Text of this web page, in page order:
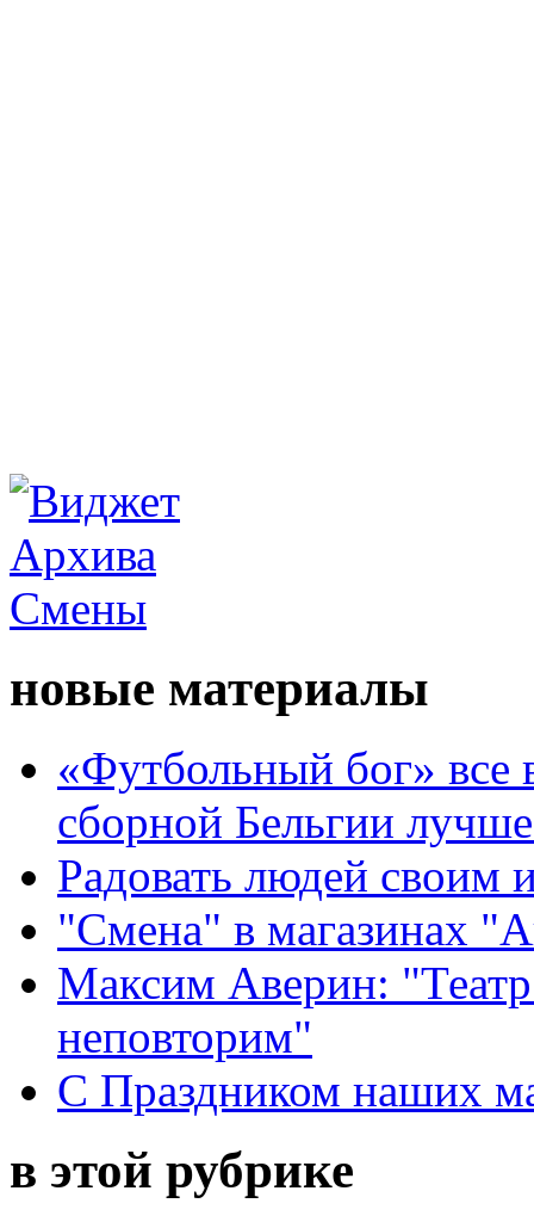
новые материалы
«Футбольный бог» все
сборной Бельгии
Радовать людей своим
"Смена" в магазинах
Максим Аверин:
неповторим"
С Праздником наших
в этой рубрике